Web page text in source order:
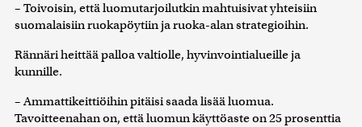
– Toivoisin, että luomutarjoilutkin mahtuisivat yhteisiin
suomalaisiin ruokapöytiin ja ruoka-alan strategioihin.
Rännäri heittää palloa valtiolle, hyvinvointialueille ja
kunnille.
– Ammattikeittiöihin pitäisi saada lisää luomua.
Tavoitteenahan on, että luomun käyttöaste on 25 prosenttia